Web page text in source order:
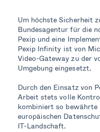
Um höchste Sicherheit
Bundesagentur für die
Pexip und eine
Pexip Infinity ist von
Video-Gateway zu der
Umgebung eingesetzt.
Durch den Einsatz von
Arbeit stets volle
kombiniert so
europäischen
IT-Landschaft.